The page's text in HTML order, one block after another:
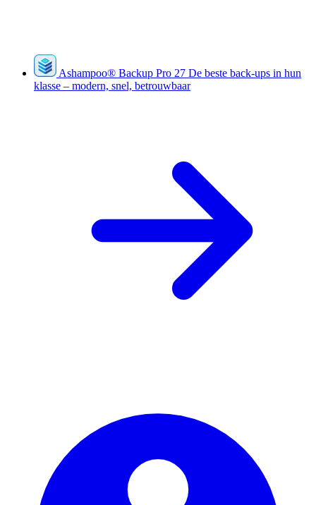
Ashampoo® Backup Pro 27 De beste back-ups in hun
klasse – modern, snel, betrouwbaar